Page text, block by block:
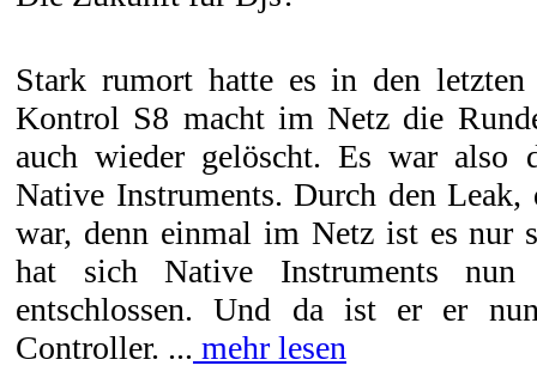
Stark rumort hatte es in den
Kontrol S8 macht im Netz die
auch wieder gelöscht. Es war
Native Instruments. Durch den
war, denn einmal im Netz ist es nur
hat sich Native Instruments
entschlossen. Und da ist er er
Controller. ... mehr lesen